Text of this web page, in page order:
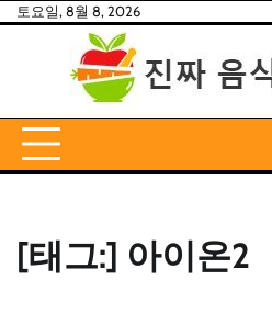
Skip토요일, 8월 8, 2026
[태그:] 아이온2